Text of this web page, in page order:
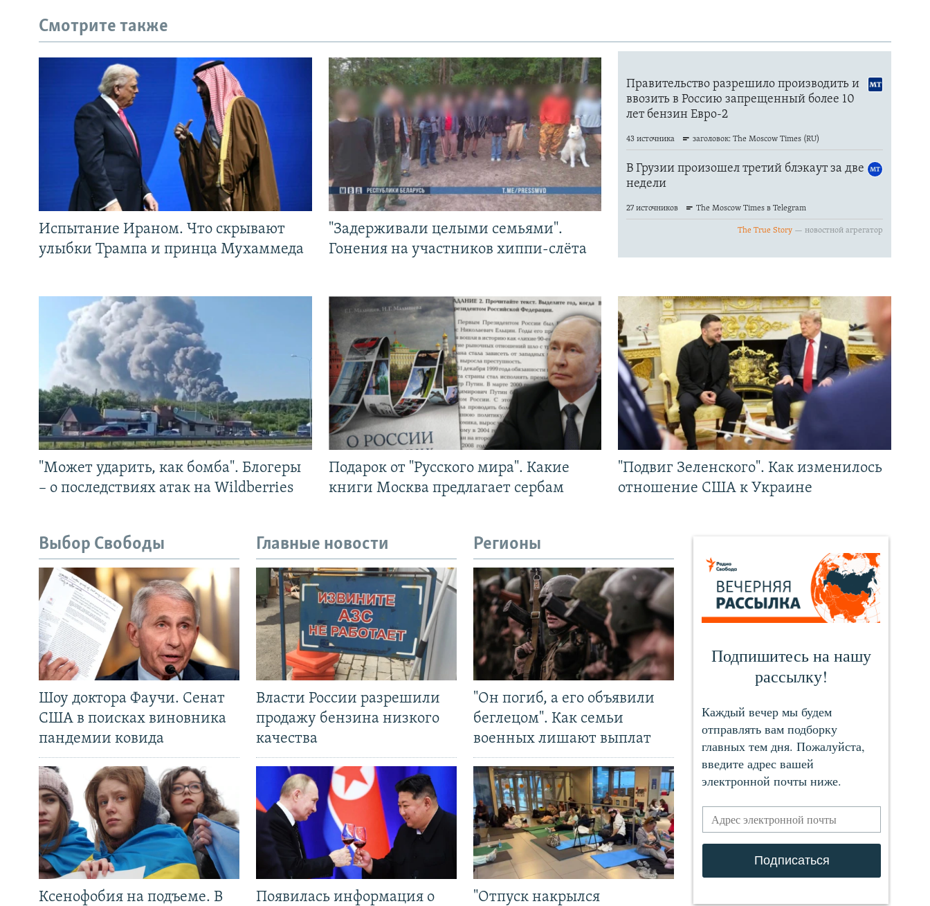
Смотрите также
Испытание Ираном. Что скрывают
улыбки Трампа и принца Мухаммеда
"Задерживали целыми семьями".
Гонения на участников хиппи-слёта
"Может ударить, как бомба". Блогеры
– о последствиях атак на Wildberries
Подарок от "Русского мира". Какие
книги Москва предлагает сербам
"Подвиг Зеленского". Как изменилось
отношение США к Украине
Выбор Свободы
Шоу доктора Фаучи. Сенат
США в поисках виновника
пандемии ковида
Ксенофобия на подъеме. В
Главные новости
Власти России разрешили
продажу бензина низкого
качества
Появилась информация о
Регионы
"Он погиб, а его объявили
беглецом". Как семьи
военных лишают выплат
"Отпуск накрылся